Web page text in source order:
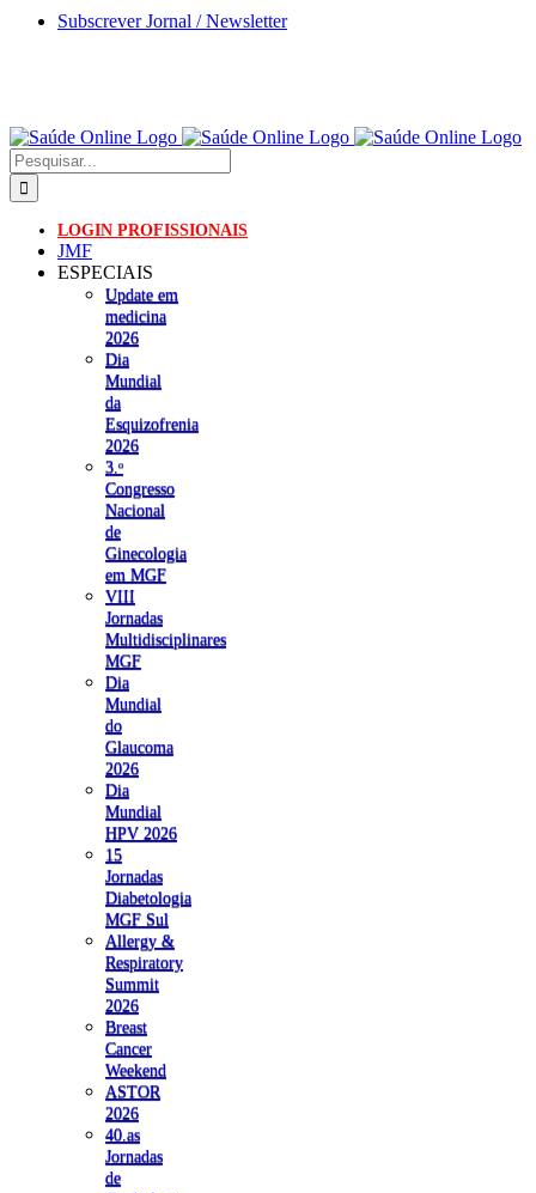
Skip
Subscrever Jornal / Newsletter
Pesquisar
LOGIN PROFISSIONAIS
JMF
ESPECIAIS
Update em
medicina
2026
Dia
Mundial
da
Esquizofrenia
2026
3.ᵒ
Congresso
Nacional
de
Ginecologia
em MGF
VIII
Jornadas
Multidisciplinares
MGF
Dia
Mundial
do
Glaucoma
2026
Dia
Mundial
HPV 2026
15
Jornadas
Diabetologia
MGF Sul
Allergy &
Respiratory
Summit
2026
Breast
Cancer
Weekend
ASTOR
2026
40.as
Jornadas
de